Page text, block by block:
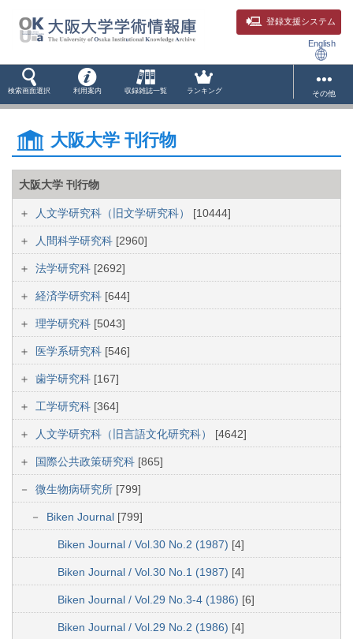
登録支援システム
English
検索画面選択 利用案内 収録雑誌一覧 ランキング その他
大阪大学 刊行物
大阪大学 刊行物
人文学研究科（旧文学研究科） [10444]
人間科学研究科 [2960]
法学研究科 [2692]
経済学研究科 [644]
理学研究科 [5043]
医学系研究科 [546]
歯学研究科 [167]
工学研究科 [364]
人文学研究科（旧言語文化研究科） [4642]
国際公共政策研究科 [865]
微生物病研究所 [799]
Biken Journal [799]
Biken Journal / Vol.30 No.2 (1987) [4]
Biken Journal / Vol.30 No.1 (1987) [4]
Biken Journal / Vol.29 No.3-4 (1986) [6]
Biken Journal / Vol.29 No.2 (1986) [4]